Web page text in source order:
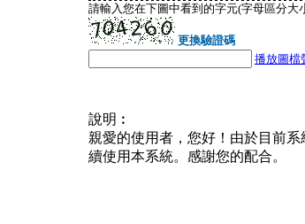
請輸入您在下圖中看到的字元(字母區分大
更換驗證碼
播放圖檔
說明︰
親愛的使用者，您好！由於目前
續使用本系統。感謝您的配合。